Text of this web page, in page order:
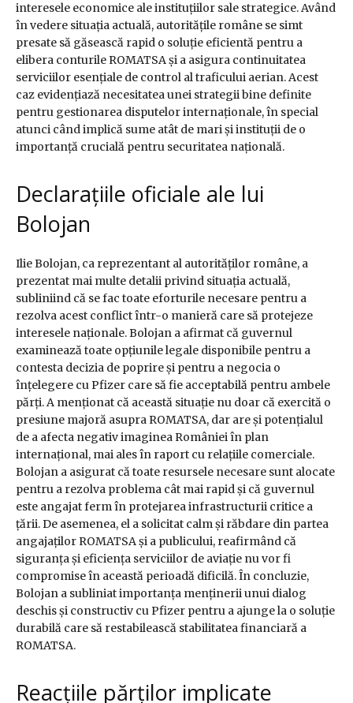
interesele economice ale instituțiilor sale strategice. Având
în vedere situația actuală, autoritățile române se simt
presate să găsească rapid o soluție eficientă pentru a
elibera conturile ROMATSA și a asigura continuitatea
serviciilor esențiale de control al traficului aerian. Acest
caz evidențiază necesitatea unei strategii bine definite
pentru gestionarea disputelor internaționale, în special
atunci când implică sume atât de mari și instituții de o
importanță crucială pentru securitatea națională.
Declarațiile oficiale ale lui
Bolojan
Ilie Bolojan, ca reprezentant al autorităților române, a
prezentat mai multe detalii privind situația actuală,
subliniind că se fac toate eforturile necesare pentru a
rezolva acest conflict într-o manieră care să protejeze
interesele naționale. Bolojan a afirmat că guvernul
examinează toate opțiunile legale disponibile pentru a
contesta decizia de poprire și pentru a negocia o
înțelegere cu Pfizer care să fie acceptabilă pentru ambele
părți. A menționat că această situație nu doar că exercită o
presiune majoră asupra ROMATSA, dar are și potențialul
de a afecta negativ imaginea României în plan
internațional, mai ales în raport cu relațiile comerciale.
Bolojan a asigurat că toate resursele necesare sunt alocate
pentru a rezolva problema cât mai rapid și că guvernul
este angajat ferm în protejarea infrastructurii critice a
țării. De asemenea, el a solicitat calm și răbdare din partea
angajaților ROMATSA și a publicului, reafirmând că
siguranța și eficiența serviciilor de aviație nu vor fi
compromise în această perioadă dificilă. În concluzie,
Bolojan a subliniat importanța menținerii unui dialog
deschis și constructiv cu Pfizer pentru a ajunge la o soluție
durabilă care să restabilească stabilitatea financiară a
ROMATSA.
Reacțiile părților implicate